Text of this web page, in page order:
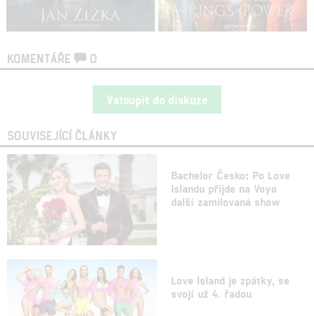
KOMENTÁŘE 0
Vstoupit do diskuze
SOUVISEJÍCÍ ČLÁNKY
Bachelor Česko: Po Love
Islandu přijde na Voyo
další zamilovaná show
Love Island je zpátky, se
svojí už 4. řadou